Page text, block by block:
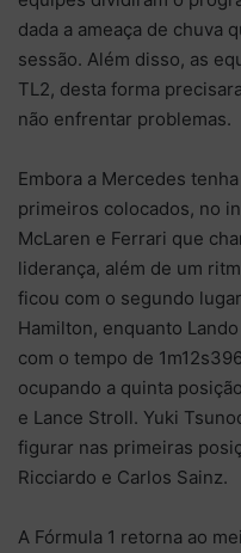
dada a ameaça de chuva
sessão. Além disso, as
TL2, desta forma
não enfrentar problemas.
Embora a Mercedes
primeiros colocados, no
McLaren e Ferrari que
liderança, além de um
ficou com o segundo
Hamilton, enquanto
com o tempo de
ocupando a quinta
e Lance Stroll. Yuki
figurar nas primeiras
Ricciardo e Carlos Sainz.
A Fórmula 1 retorna ao